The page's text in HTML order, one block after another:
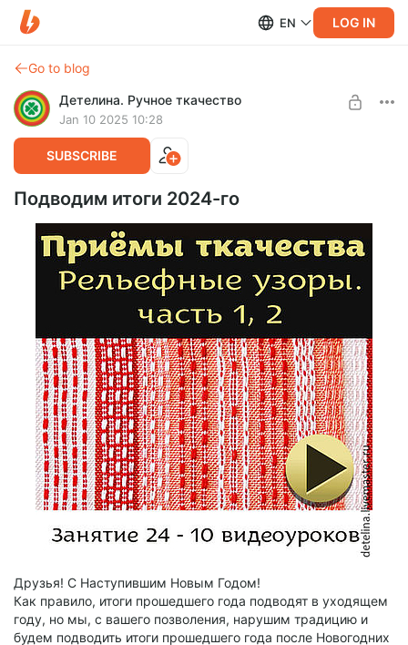
EN LOG IN
Go to blog
Детелина. Ручное ткачество
Jan 10 2025 10:28
SUBSCRIBE
Подводим итоги 2024-го
Друзья! С Наступившим Новым Годом!
Как правило, итоги прошедшего года подводят в уходящем
году, но мы, с вашего позволения, нарушим традицию и
будем подводить итоги прошедшего года после Новогодних